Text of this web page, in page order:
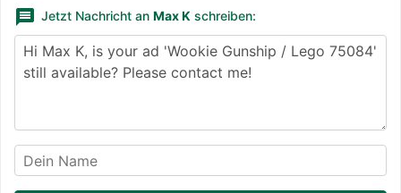
message Jetzt Nachricht an Max K schreiben: